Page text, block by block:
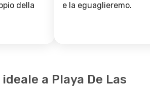
della
e la eguaglieremo.
a Playa De Las